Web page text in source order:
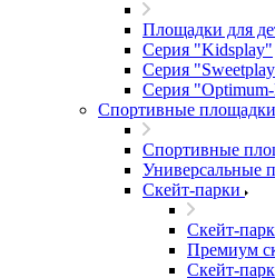
Площадки для
Серия "Kidsplay"
Серия
Серия
Спортивные площадки
Спортивные
Универсальные
Скейт-парки
Скейт-
Премиум
Скейт-парк